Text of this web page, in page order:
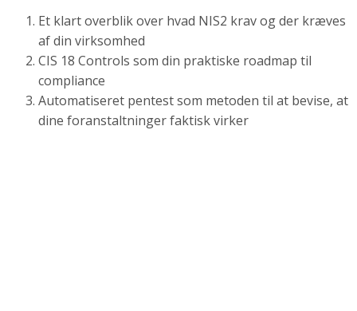
Et klart overblik over hvad NIS2 krav og der kræves
af din virksomhed
CIS 18 Controls som din praktiske roadmap til
compliance
Automatiseret pentest som metoden til at bevise, at
dine foranstaltninger faktisk virker